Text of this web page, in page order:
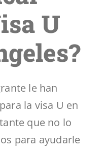
U
le han
la visa U en
que no lo
para ayudarle